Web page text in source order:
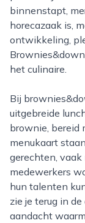
binnenstapt,
horecazaak is,
ontwikkeling,
het culinaire.
Bij brownies&downies arnhem kun je terecht voor een
uitgebreide
brownie, bereid
menukaart
gerechten,
medewerkers
hun talenten
zie je terug in
aandacht